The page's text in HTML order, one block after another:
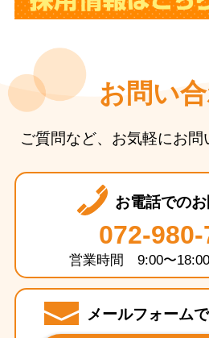
お問い
ご質問など、お気軽にお問
お電話での
072-
営業時間 9:00〜18:00
メールフォーム